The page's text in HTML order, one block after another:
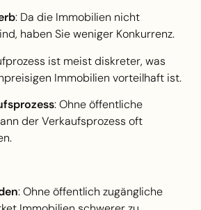
: Da die Immobilien nicht
haben Sie weniger Konkurrenz.
ist meist diskreter, was
Immobilien vorteilhaft ist.
: Ohne öffentliche
der Verkaufsprozess oft
: Ohne öffentlich zugängliche